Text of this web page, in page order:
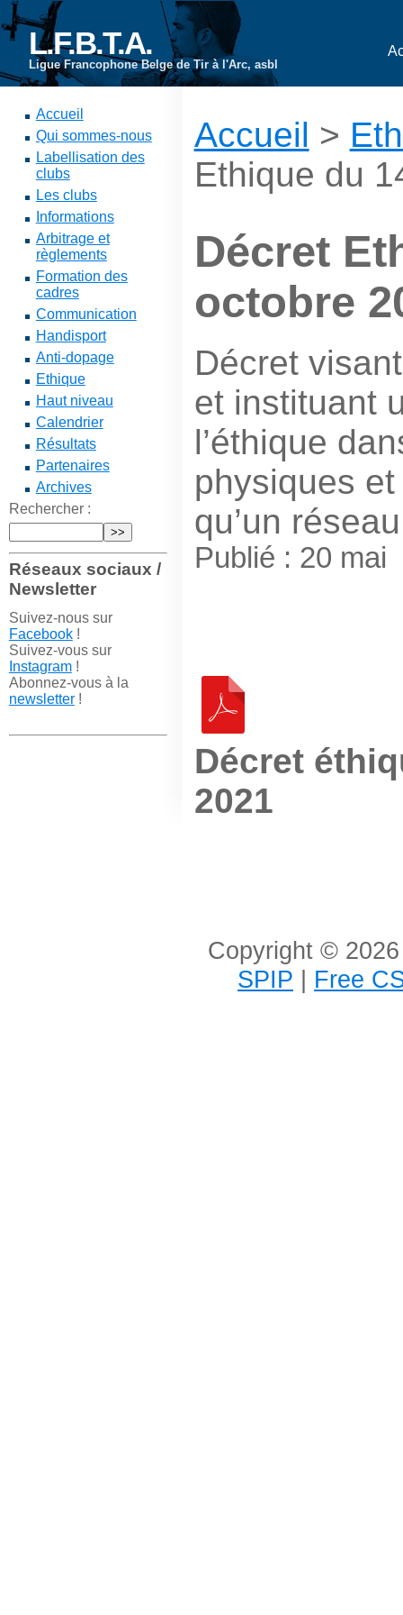
L.F.B.T.A.
Ligue Francophone Belge de Tir à l'Arc, asbl
Accueil
Qui sommes-nous
Labellisation des
clubs
Les clubs
Informations
Arbitrage et
règlements
Formation des
cadres
Communication
Handisport
Anti-dopage
Ethique
Haut niveau
Calendrier
Résultats
Partenaires
Archives
Rechercher :
Réseaux sociaux /
Newsletter
Suivez-nous sur
Facebook!
Suivez-vous sur
Instagram!
Abonnez-vous à la
newsletter!
Accueil >
Ethique du
Décret
octobre
Décret
et instituant
l’éthique
physiques
qu’un
Publié : 20 mai
Décret
2021
Copyright ©
SPIP | Free